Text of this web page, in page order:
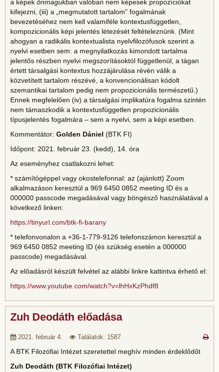
a képek önmagukban valóban nem képesek propozíciókat
kifejezni, (iii) a „megmutatott tartalom” fogalmának
bevezetéséhez nem kell valamiféle kontextusfüggetlen,
kompozicionális képi jelentés létezését feltételeznünk. (Mint
ahogyan a radikális kontextualista nyelvfilozófusok szerint a
nyelvi esetben sem: a megnyilatkozás kimondott tartalma
jelentős részben nyelvi megszorításoktól függetlenül, a tágan
értett társalgási kontextus hozzájárulása révén válik a
közvetített tartalom részévé, a konvencionálisan kódolt
szemantikai tartalom pedig nem propozicionális természetű.)
Ennek megfelelően (iv) a társalgási implikatúra fogalma szintén
nem támaszkodik a kontextusfüggetlen propozicionális
típusjelentés fogalmára – sem a nyelvi, sem a képi esetben.
Kommentátor: Golden Dániel (BTK FI)
Időpont: 2021. február 23. (kedd), 14. óra
Az eseményhez csatlakozni lehet:
* számítógéppel vagy okostelefonnal: az (ajánlott) Zoom
alkalmazáson keresztül a 969 6450 0852 meeting ID és a
000000 passcode megadásával vagy böngésző használatával a
következő linken:
https://tinyurl.com/btk-fi-barany
* telefonvonalon a +36-1-779-9126 telefonszámon keresztül a
969 6450 0852 meeting ID (és szükség esetén a 000000
passcode) megadásával.
Az előadásról készült felvétel az alábbi linkre kattintva érhető el:
https://www.youtube.com/watch?v=lhHxKzPhdf8
Zuh Deodáth előadása
2021. február 4. Találatok: 1587
A BTK Filozófiai Intézet szeretettel meghív minden érdeklődőt
Zuh Deodáth (BTK Filozófiai Intézet)